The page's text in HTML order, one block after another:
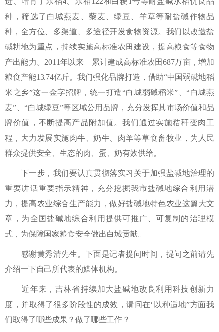
种，筛选了白城燕麦、藜麦、绿豆、羊草等耐盐碱作物品
种，全方位、多渠道、多途径开发食物资源。我们以改造盐
碱耕地为重点，持续实施高标准农田建设，提高粮食等食物
产出能力。2011年以来，累计建成高标准农田687万亩，增加
粮食产能13.74亿斤。我们强化品牌打造，借助“中国弱碱地稻
米之乡”这一金字招牌，统一打造“白城弱碱稻米”、“白城燕
麦”、“白城绿豆”等区域公用品牌，充分发挥其市场价值和品
牌价值，不断提高产品附加值。我们通过实施秸秆变肉工
程，大力发展实施肉牛、奶牛、肉羊等草食畜牧业，为人民
群众提供安全、生态的肉、蛋、奶有效供给。
下一步，我们要认真贯彻落实习关于加强盐碱地治理的
重要讲话重要指示精神，充分挖掘我市盐碱地综合利用潜
力，提高农业综合生产能力，做好盐碱地特色农业这篇大文
章，为全国盐碱地综合利用提供可推广、可复制的治理模
式，为保障国家粮食安全做出白城贡献。
感谢黄秀清先生。下面是记者提问时间，提问之前请先
介绍一下自己所代表的媒体机构。
近年来，吉林省持续加大盐碱地改良利用科技创新力
度，并取得了很多阶段性的成效，请问在“以种适地”方面我
们取得了哪些成果？做了哪些工作？